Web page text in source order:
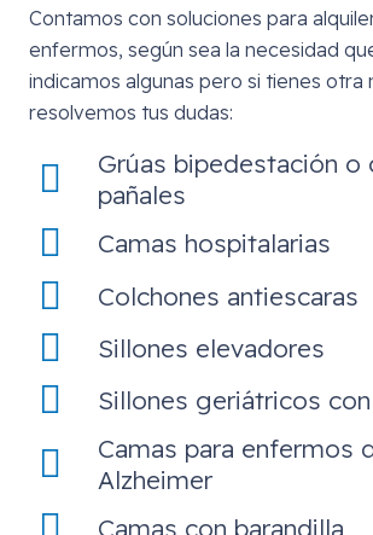
Contamos con soluciones para
enfermos, según sea la necesidad
indicamos algunas pero si tienes otra
resolvemos tus dudas:
Grúas bipedestación o
pañales
Camas hospitalarias
Colchones antiescaras
Sillones elevadores
Sillones geriátricos
Camas para enfermos
Alzheimer
Camas con barandilla